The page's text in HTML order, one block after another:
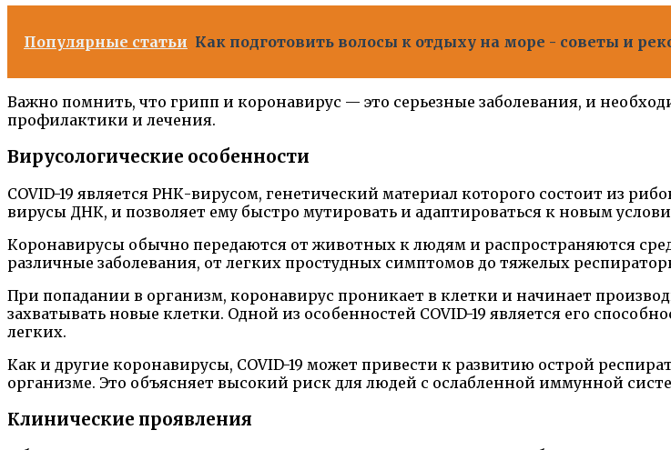
Популярные статьи Как подготовить волосы к отдыху на море - советы и
Важно помнить, что грипп и коронавирус — это серьезные заболевания, и
профилактики и лечения.
Вирусологические особенности
COVID-19 является РНК-вирусом, генетический материал которого состоит из
вирусы ДНК, и позволяет ему быстро мутировать и адаптироваться к новым
Коронавирусы обычно передаются от животных к людям и распространяются
различные заболевания, от легких простудных симптомов до тяжелых
При попадании в организм, коронавирус проникает в клетки и начинает
захватывать новые клетки. Одной из особенностей COVID-19 является его
легких.
Как и другие коронавирусы, COVID-19 может привести к развитию острой
организме. Это объясняет высокий риск для людей с ослабленной иммунной
Клинические проявления